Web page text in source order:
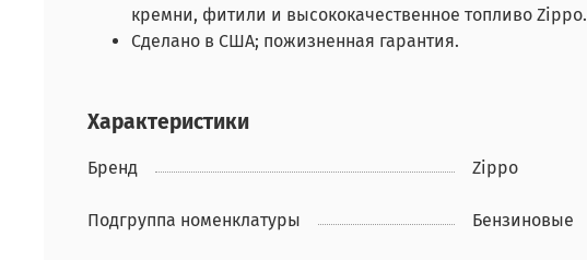
кремни, фитили и высококачественное топливо Zippo.
Сделано в США; пожизненная гарантия.
Характеристики
Бренд Zippo
Подгруппа номенклатуры Бензиновые